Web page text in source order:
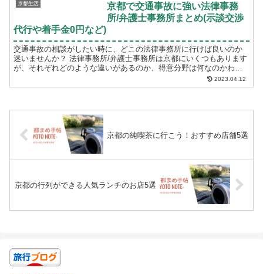
京都生活
京都で交通事故に強い法律事務
所/弁護士事務所まとめ(示談交渉
代行や着手金0円など)
交通事故の相談がしたい時に、どこの法律事務所に行けば良いのか
迷いませんか？ 法律事務所/弁護士事務所は京都にいくつもあります
が、それぞれどのような違いがあるのか、得意分野は何なのかわか
2023.04.12
京都の純喫茶に行こう！おすすめ店舗5選
京都の行列ができる人気ランチのお店5選